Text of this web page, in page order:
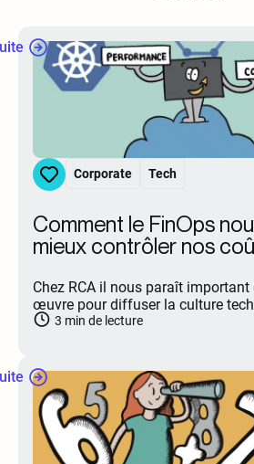
Corporate Tech
Comment le FinOps
mieux contrôler nos
Chez RCA il nous paraît
œuvre pour diffuser la culture
3 min de lecture